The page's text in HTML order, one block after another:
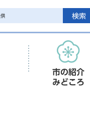
検索
市の紹介
みどころ